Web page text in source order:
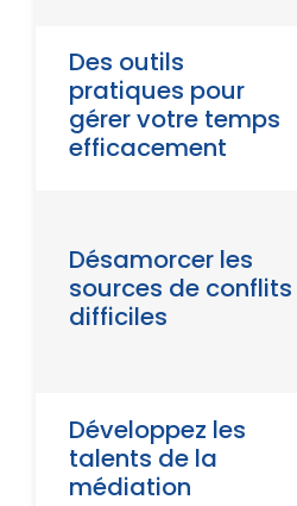
Des outils
pratiques pour
gérer votre temps
efficacement
Désamorcer les
sources de conflits
difficiles
Développez les
talents de la
médiation